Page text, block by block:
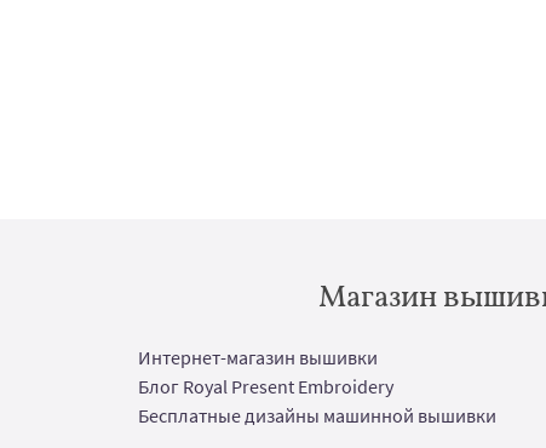
Магазин
Интернет-магазин вышивки
Блог Royal Present Embroidery
Бесплатные дизайны машинной вышивки